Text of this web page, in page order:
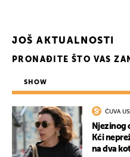
JOŠ AKTUALNOSTI
PRONAĐITE ŠTO VAS
SHOW
ČUVA
Njezinog
Kći
na dva